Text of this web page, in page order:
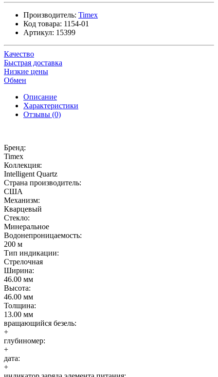
Производитель: Timex
Код товара: 1154-01
Артикул: 15399
Качество
Быстрая доставка
Низкие цены
Обмен
Описание
Характеристики
Отзывы (0)
Бренд:
Timex
Коллекция:
Intelligent Quartz
Страна производитель:
США
Механизм:
Кварцевый
Стекло:
Минеральное
Водонепроницаемость:
200 м
Тип индикации:
Стрелочная
Ширина:
46.00 мм
Высота:
46.00 мм
Толщина:
13.00 мм
вращающийся безель:
+
глубиномер:
+
дата:
+